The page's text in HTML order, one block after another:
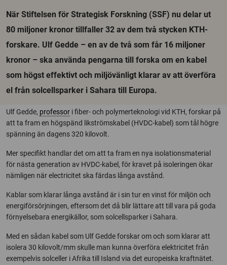
När Stiftelsen för Strategisk Forskning (SSF) nu delar ut
80 miljoner kronor tillfaller 32 av dem två stycken KTH-
forskare. Ulf Gedde – en av de två som får 16 miljoner
kronor – ska använda pengarna till forska om en kabel
som högst effektivt och miljövänligt klarar av att överföra
el från solcellsparker i Sahara till Europa.
Ulf Gedde, professor i fiber- och polymerteknologi vid KTH, forskar på
att ta fram en högspänd likströmskabel (HVDC-kabel) som tål högre
spänning än dagens 320 kilovolt.
Mer specifikt handlar det om att ta fram en nya isolationsmaterial
för nästa generation av HVDC-kabel, för kravet på isoleringen ökar
nämligen när electricitet ska färdas långa avstånd.
Kablar som klarar långa avstånd är i sin tur en vinst för miljön och
energiförsörjningen, eftersom det då blir lättare att till vara på goda
förnyelsebara energikällor, som solcellsparker i Sahara.
Med en sådan kabel som Ulf Gedde forskar om och som klarar att
isolera 30 kilovolt/mm skulle man kunna överföra elektricitet från
exempelvis solceller i Afrika till Island via det europeiska kraftnätet.